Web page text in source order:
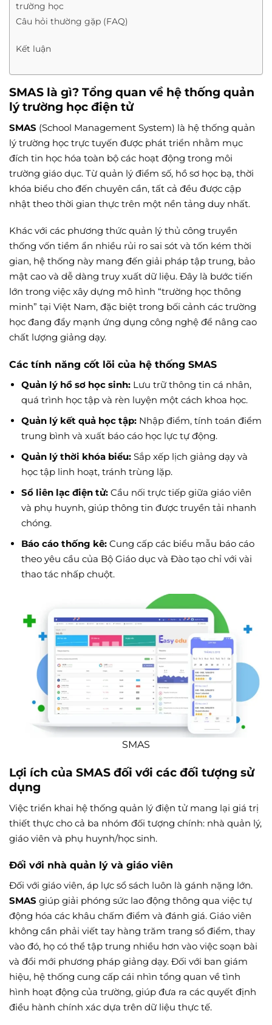
trường học
Câu hỏi thường gặp (FAQ)
Kết luận
SMAS là gì? Tổng quan về hệ thống quản
lý trường học điện tử
SMAS (School Management System) là hệ thống quản
lý trường học trực tuyến được phát triển nhằm mục
đích tin học hóa toàn bộ các hoạt động trong môi
trường giáo dục. Từ quản lý điểm số, hồ sơ học bạ, thời
khóa biểu cho đến chuyên cần, tất cả đều được cập
nhật theo thời gian thực trên một nền tảng duy nhất.
Khác với các phương thức quản lý thủ công truyền
thống vốn tiềm ẩn nhiều rủi ro sai sót và tốn kém thời
gian, hệ thống này mang đến giải pháp tập trung, bảo
mật cao và dễ dàng truy xuất dữ liệu. Đây là bước tiến
lớn trong việc xây dựng mô hình “trường học thông
minh” tại Việt Nam, đặc biệt trong bối cảnh các trường
học đang đẩy mạnh ứng dụng công nghệ để nâng cao
chất lượng giảng dạy.
Các tính năng cốt lõi của hệ thống SMAS
Quản lý hồ sơ học sinh:Lưu trữ thông tin cá nhân,
quá trình học tập và rèn luyện một cách khoa học.
Quản lý kết quả học tập:Nhập điểm, tính toán điểm
trung bình và xuất báo cáo học lực tự động.
Quản lý thời khóa biểu:Sắp xếp lịch giảng dạy và
học tập linh hoạt, tránh trùng lặp.
Sổ liên lạc điện tử:Cầu nối trực tiếp giữa giáo viên
và phụ huynh, giúp thông tin được truyền tải nhanh
chóng.
Báo cáo thống kê:Cung cấp các biểu mẫu báo cáo
theo yêu cầu của Bộ Giáo dục và Đào tạo chỉ với vài
thao tác nhấp chuột.
SMAS
Lợi ích của SMAS đối với các đối tượng sử
dụng
Việc triển khai hệ thống quản lý điện tử mang lại giá trị
thiết thực cho cả ba nhóm đối tượng chính: nhà quản lý,
giáo viên và phụ huynh/học sinh.
Đối với nhà quản lý và giáo viên
Đối với giáo viên, áp lực sổ sách luôn là gánh nặng lớn.
SMAS giúp giải phóng sức lao động thông qua việc tự
động hóa các khâu chấm điểm và đánh giá. Giáo viên
không cần phải viết tay hàng trăm trang sổ điểm, thay
vào đó, họ có thể tập trung nhiều hơn vào việc soạn bài
và đổi mới phương pháp giảng dạy. Đối với ban giám
hiệu, hệ thống cung cấp cái nhìn tổng quan về tình
hình hoạt động của trường, giúp đưa ra các quyết định
điều hành chính xác dựa trên dữ liệu thực tế.